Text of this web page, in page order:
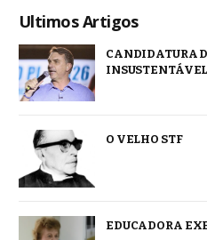
Ultimos Artigos
CANDIDATURA
INSUSTENTÁVEL
O VELHO STF
EDUCADORA